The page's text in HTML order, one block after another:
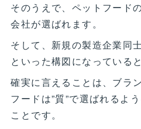
そのうえで、ペットフード
会社が選ばれます。
そして、新規の製造企業同
といった構図になっている
確実に言えることは、ブラ
フードは”質”で選ばれるよ
ことです。